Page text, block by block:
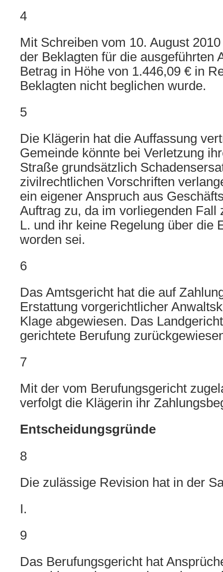
4
Mit Schreiben vom 10. August
der Beklagten für die ausgeführten
Betrag in Höhe von 1.446,09 € in
Beklagten nicht beglichen wurde.
5
Die Klägerin hat die Auffassung
Gemeinde könnte bei Verletzung
Straße grundsätzlich
zivilrechtlichen Vorschriften
ein eigener Anspruch aus
Auftrag zu, da im vorliegenden Fall
L. und ihr keine Regelung über die
worden sei.
6
Das Amtsgericht hat die auf
Erstattung vorgerichtlicher
Klage abgewiesen. Das
gerichtete Berufung
7
Mit der vom Berufungsgericht
verfolgt die Klägerin ihr
Entscheidungsgründe
8
Die zulässige Revision hat in der
I.
9
Das Berufungsgericht hat